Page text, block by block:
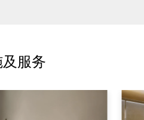
服务